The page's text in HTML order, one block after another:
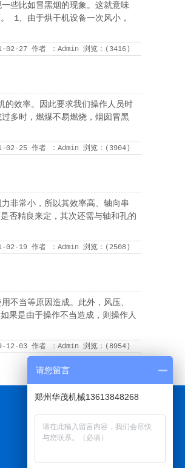
些比如冒黑烟的现象。这就意味
1、由于烘干机设备一次风小，
02-27 作者 ：Admin 浏览：( 3416 )
的效率。因此要求我们操作人员时
多时，燃煤不易燃烧，烟囱冒黑
02-25 作者 ：Admin 浏览：( 3904 )
非常小，所以其效率高、轴向串
否精良来定，其次还需与轴和孔的
02-19 作者 ：Admin 浏览：( 2508 )
不当等原因造成。此外，风压、
果是由于操作不当造成，则操作人
12-03 作者 ：Admin 浏览：(8954 )
请您留言
郑州华茂机械13613848268